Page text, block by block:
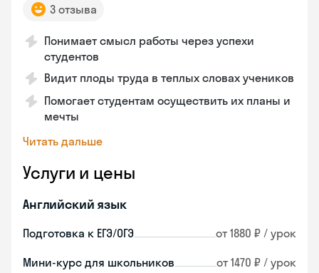
3 отзыва
Понимает смысл работы через успехи
студентов
Видит плоды труда в теплых словах учеников
Помогает студентам осуществить их планы и
мечты
Читать дальше
Услуги и цены
Английский язык
Подготовка к ЕГЭ/ОГЭ от 1880 ₽ / урок
Мини-курс для школьников от 1470 ₽ / урок